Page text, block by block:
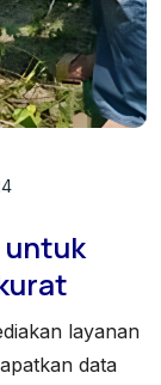
untuk
layanan
data